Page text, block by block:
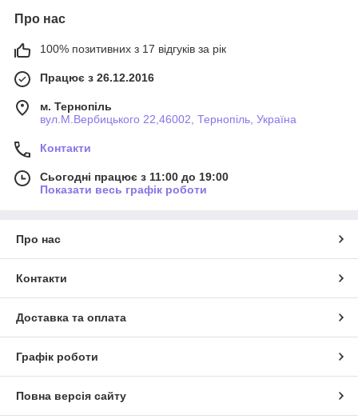
Про нас
100% позитивних з 17 відгуків за рік
Працює з 26.12.2016
м. Тернопіль
вул.М.Вербицького 22,46002, Тернопіль, Україна
Контакти
Сьогодні працює з 11:00 до 19:00
Показати весь графік роботи
Про нас
Контакти
Доставка та оплата
Графік роботи
Повна версія сайту